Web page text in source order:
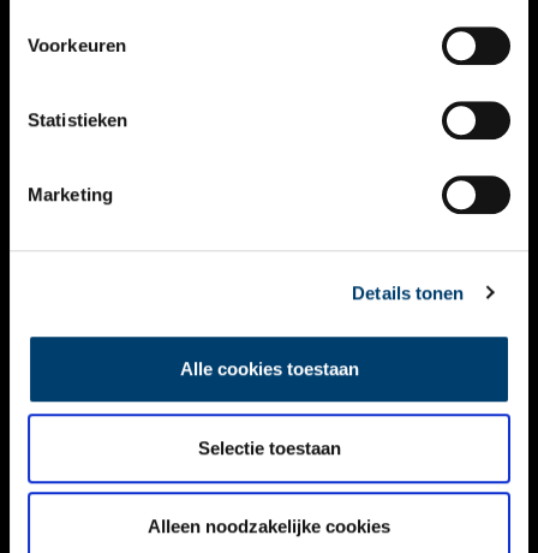
Voorkeuren
Statistieken
Marketing
Details tonen
Alle cookies toestaan
Selectie toestaan
Alleen noodzakelijke cookies
NIEUWSBRIEF
DISCLAIMER
TOEGANKELIJKHEID
Volg ONH op social media